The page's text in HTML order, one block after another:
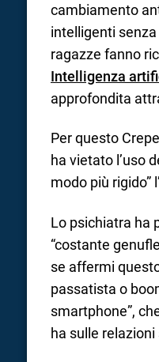
cambiamento
intelligenti
ragazze fanno
Intelligenza
approfondita
Per questo
ha vietato l’uso
modo più rigido”
Lo psichiatra ha
“costante
se affermi
passatista o
smartphone”,
ha sulle relazioni